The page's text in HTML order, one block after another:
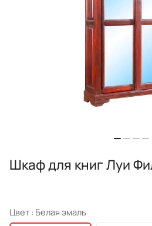
Шкаф для книг Луи
Цвет : Белая эмаль